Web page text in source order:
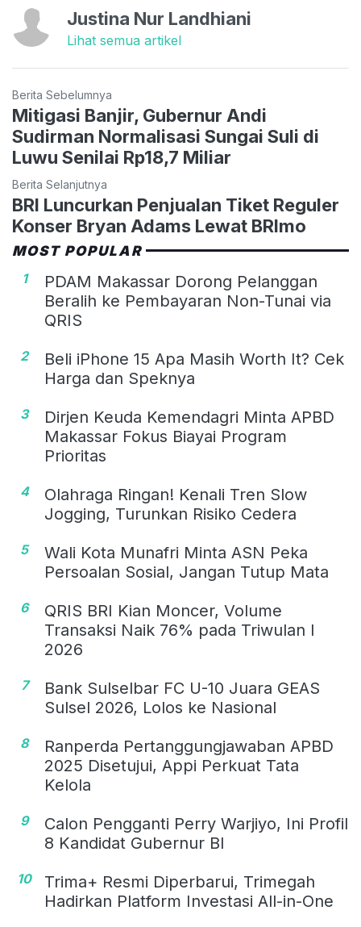
Justina Nur Landhiani
Lihat semua artikel
Berita Sebelumnya
Mitigasi Banjir, Gubernur Andi
Sudirman Normalisasi Sungai Suli di
Luwu Senilai Rp18,7 Miliar
Berita Selanjutnya
BRI Luncurkan Penjualan Tiket Reguler
Konser Bryan Adams Lewat BRImo
MOST POPULAR
1
PDAM Makassar Dorong Pelanggan
Beralih ke Pembayaran Non-Tunai via
QRIS
2
Beli iPhone 15 Apa Masih Worth It? Cek
Harga dan Speknya
3
Dirjen Keuda Kemendagri Minta APBD
Makassar Fokus Biayai Program
Prioritas
4
Olahraga Ringan! Kenali Tren Slow
Jogging, Turunkan Risiko Cedera
5
Wali Kota Munafri Minta ASN Peka
Persoalan Sosial, Jangan Tutup Mata
6
QRIS BRI Kian Moncer, Volume
Transaksi Naik 76% pada Triwulan I
2026
7
Bank Sulselbar FC U-10 Juara GEAS
Sulsel 2026, Lolos ke Nasional
8
Ranperda Pertanggungjawaban APBD
2025 Disetujui, Appi Perkuat Tata
Kelola
9
Calon Pengganti Perry Warjiyo, Ini Profil
8 Kandidat Gubernur BI
10
Trima+ Resmi Diperbarui, Trimegah
Hadirkan Platform Investasi All-in-One